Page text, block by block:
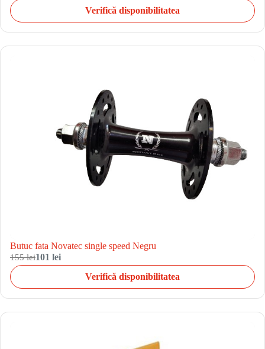
Verifică disponibilitatea
Butuc fata Novatec single speed Negru
155 lei101 lei
Verifică disponibilitatea